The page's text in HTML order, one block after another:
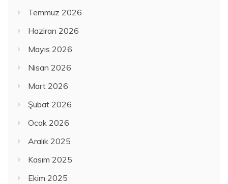
Temmuz 2026
Haziran 2026
Mayıs 2026
Nisan 2026
Mart 2026
Şubat 2026
Ocak 2026
Aralık 2025
Kasım 2025
Ekim 2025